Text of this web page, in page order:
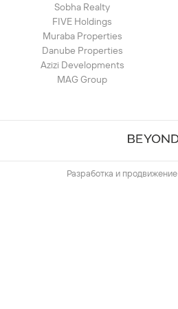
Sobha Realty
FIVE Holdings
Muraba Properties
Danube Properties
Azizi Developments
MAG Group
Разработка и продвижение